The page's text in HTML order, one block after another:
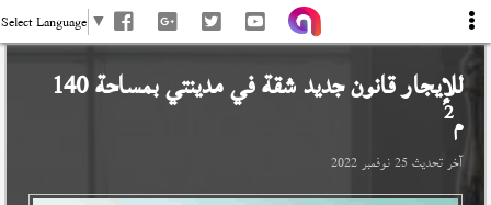
Select Language ▼
للإيجار قانون جديد شقة فيمدينتي بمساحة 140
م2
آخر تحديث 25 نوفمبر 2022